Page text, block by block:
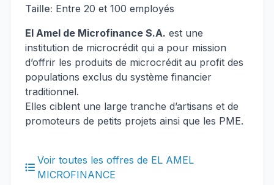
Taille: Entre 20 et 100 employés
El Amel de Microfinance S.A. est une
institution de microcrédit qui a pour mission
d’offrir les produits de microcrédit au profit des
populations exclus du système financier
traditionnel.
Elles ciblent une large tranche d’artisans et de
promoteurs de petits projets ainsi que les PME.
Voir toutes les offres de EL AMEL
MICROFINANCE